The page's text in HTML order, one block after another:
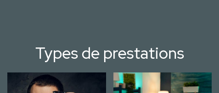
Types de prestations